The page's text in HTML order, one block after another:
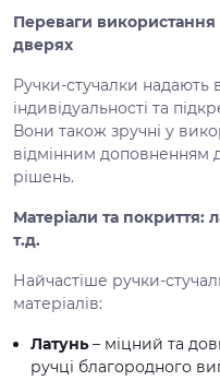
Переваги використання
дверях
Ручки-стучалки надають
індивідуальності та
Вони також зручні у
відмінним доповненням
рішень.
Матеріали та покриття:
т.д.
Найчастіше ручки-
матеріалів:
Латунь – міцний та
ручці благородного